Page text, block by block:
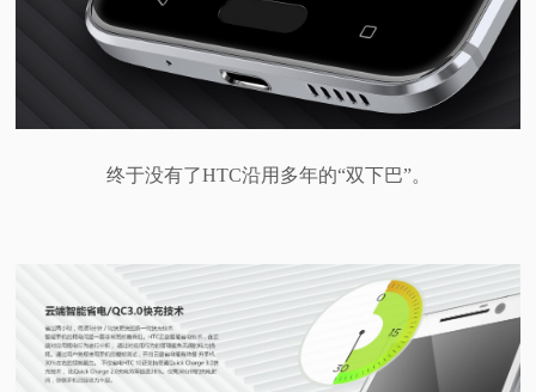
终于没有了HTC沿用多年的“双下巴”。